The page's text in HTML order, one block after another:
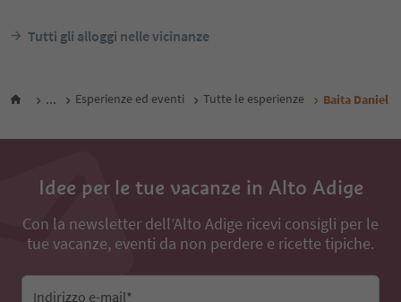
Tutti gli alloggi nelle vicinanze
... Esperienze ed eventi Tutte le esperienze Baita Daniel
Idee per le tue vacanze in Alto Adige
Con la newsletter dell’Alto Adige ricevi consigli per le
tue vacanze, eventi da non perdere e ricette tipiche.
Indirizzo e-mail*